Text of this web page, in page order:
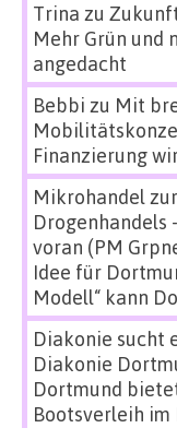
Trina zu
Mehr Grün und
angedacht
Bebbi zu Mit
Finanzierung
Mikrohandel
Drogenhandels
voran (PM
Idee für
Modell“ kann
Diakonie sucht
Diakonie
Dortmund
Bootsverleih im